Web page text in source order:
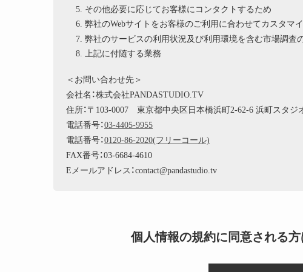
その他必要に応じてお客様にコンタクトするため
弊社のWebサイトをお客様のご利用に合わせてカスタマ
弊社のサービスの利用状況及び利用環境を含む市場調査
上記に付随する業務
＜お問い合わせ先＞
会社名：株式会社PANDASTUDIO.TV
住所：〒103-0007 東京都中央区日本橋浜町2-62-6 浜町スタジ
電話番号：03-4405-9955
電話番号：0120-86-2020(フリーコール)
FAX番号：03-6684-4610
Eメールアドレス：contact@pandastudio.tv
個人情報の規約に同意される